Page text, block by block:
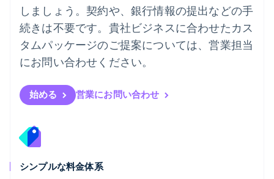
しましょう。契約や、銀行情報の提出などの手
続きは不要です。貴社ビジネスに合わせたカス
タムパッケージのご提案については、営業担当
にお問い合わせください。
始める 営業にお問い合わせ
シンプルな料金体系
フィンランド
English Svenska
ブラジル
PortuguêsEnglish
フランス
Français English
English
ベルギー
ポーランド
English
PortuguêsEnglish